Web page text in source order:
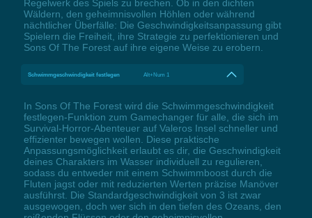
Regelwerk des Spiels zu brechen. Ob in den dichten
Wäldern, den geheimnisvollen Höhlen oder während
nächtlicher Überfälle: Die Geschwindigkeitsanpassung gibt
Spielern die Freiheit, ihre Strategie zu perfektionieren und
Sons Of The Forest auf ihre eigene Weise zu erobern.
Schwimmgeschwindigkeit festlegen Alt+Num 1
In Sons Of The Forest wird die Schwimmgeschwindigkeit
festlegen-Funktion zum Gamechanger für alle, die sich im
Survival-Horror-Abenteuer auf Valeros Insel schneller und
effizienter bewegen wollen. Diese praktische
Anpassungsmöglichkeit erlaubt es dir, die Geschwindigkeit
deines Charakters im Wasser individuell zu regulieren,
sodass du entweder mit einem Schwimmboost durch die
Fluten jagst oder mit reduzierten Werten präzise Manöver
ausführst. Die Standardgeschwindigkeit von 3 ist zwar
ausgewogen, doch wer sich in den tiefen des Ozeans, den